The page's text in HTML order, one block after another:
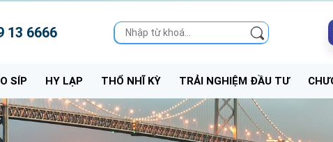
13 6666
SÍP HY LẠP THỔ NHĨ KỲ TRẢI NGHIỆM ĐẦU TƯ